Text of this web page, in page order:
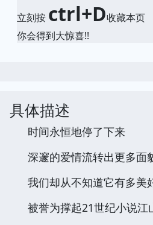
立刻按 ctrl+D收藏本页
你会得到大惊喜!!
具体描述
时间永恒地停了下来
深邃的爱情流转出更多面
我们却从不知道它有多美
被誉为撑起21世纪小说江